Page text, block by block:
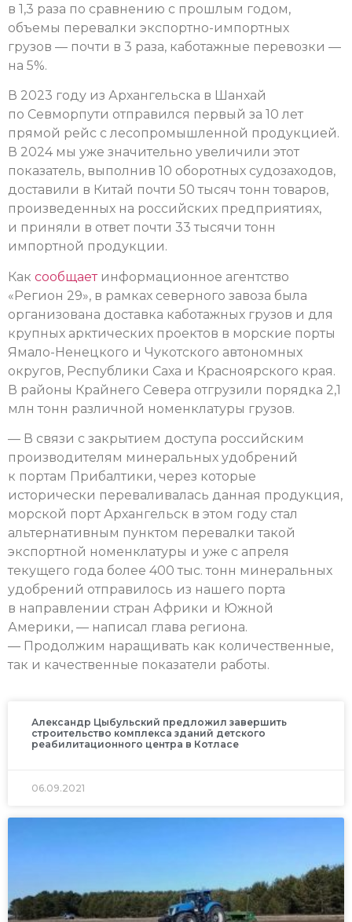
в 1,3 раза по сравнению с прошлым годом,
объемы перевалки экспортно-импортных
грузов — почти в 3 раза, каботажные перевозки —
на 5%.
В 2023 году из Архангельска в Шанхай
по Севморпути отправился первый за 10 лет
прямой рейс с лесопромышленной продукцией.
В 2024 мы уже значительно увеличили этот
показатель, выполнив 10 оборотных судозаходов,
доставили в Китай почти 50 тысяч тонн товаров,
произведенных на российских предприятиях,
и приняли в ответ почти 33 тысячи тонн
импортной продукции.
Как сообщаетинформационное агентство
«Регион 29», в рамках северного завоза была
организована доставка каботажных грузов и для
крупных арктических проектов в морские порты
Ямало-Ненецкого и Чукотского автономных
округов, Республики Саха и Красноярского края.
В районы Крайнего Севера отгрузили порядка 2,1
млн тонн различной номенклатуры грузов.
— В связи с закрытием доступа российским
производителям минеральных удобрений
к портам Прибалтики, через которые
исторически переваливалась данная продукция,
морской порт Архангельск в этом году стал
альтернативным пунктом перевалки такой
экспортной номенклатуры и уже с апреля
текущего года более 400 тыс. тонн минеральных
удобрений отправилось из нашего порта
в направлении стран Африки и Южной
Америки, — написал глава региона.
— Продолжим наращивать как количественные,
так и качественные показатели работы.
Александр Цыбульский предложил завершить
строительство комплекса зданий детского
реабилитационного центра в Котласе
06.09.2021